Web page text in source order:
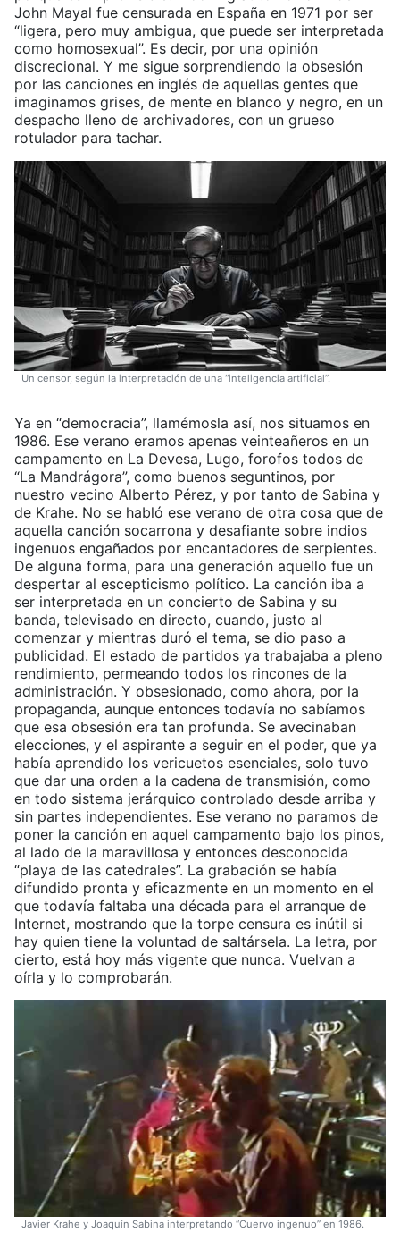
John Mayal fue censurada en España en 1971 por ser
“ligera, pero muy ambigua, que puede ser interpretada
como homosexual”. Es decir, por una opinión
discrecional. Y me sigue sorprendiendo la obsesión
por las canciones en inglés de aquellas gentes que
imaginamos grises, de mente en blanco y negro, en un
despacho lleno de archivadores, con un grueso
rotulador para tachar.
Un censor, según la interpretación de una “inteligencia artificial”.
Ya en “democracia”, llamémosla así, nos situamos en
1986. Ese verano eramos apenas veinteañeros en un
campamento en La Devesa, Lugo, forofos todos de
“La Mandrágora”, como buenos seguntinos, por
nuestro vecino Alberto Pérez, y por tanto de Sabina y
de Krahe. No se habló ese verano de otra cosa que de
aquella canción socarrona y desafiante sobre indios
ingenuos engañados por encantadores de serpientes.
De alguna forma, para una generación aquello fue un
despertar al escepticismo político. La canción iba a
ser interpretada en un concierto de Sabina y su
banda, televisado en directo, cuando, justo al
comenzar y mientras duró el tema, se dio paso a
publicidad. El estado de partidos ya trabajaba a pleno
rendimiento, permeando todos los rincones de la
administración. Y obsesionado, como ahora, por la
propaganda, aunque entonces todavía no sabíamos
que esa obsesión era tan profunda. Se avecinaban
elecciones, y el aspirante a seguir en el poder, que ya
había aprendido los vericuetos esenciales, solo tuvo
que dar una orden a la cadena de transmisión, como
en todo sistema jerárquico controlado desde arriba y
sin partes independientes. Ese verano no paramos de
poner la canción en aquel campamento bajo los pinos,
al lado de la maravillosa y entonces desconocida
“playa de las catedrales”. La grabación se había
difundido pronta y eficazmente en un momento en el
que todavía faltaba una década para el arranque de
Internet, mostrando que la torpe censura es inútil si
hay quien tiene la voluntad de saltársela. La letra, por
cierto, está hoy más vigente que nunca. Vuelvan a
oírla y lo comprobarán.
Javier Krahe y Joaquín Sabina interpretando “Cuervo ingenuo” en 1986.